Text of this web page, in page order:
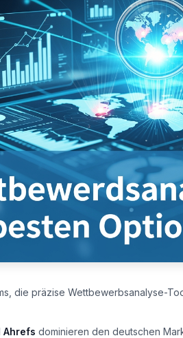
die präzise Wettbewerbsanalyse-
Ahrefs dominieren den deutschen